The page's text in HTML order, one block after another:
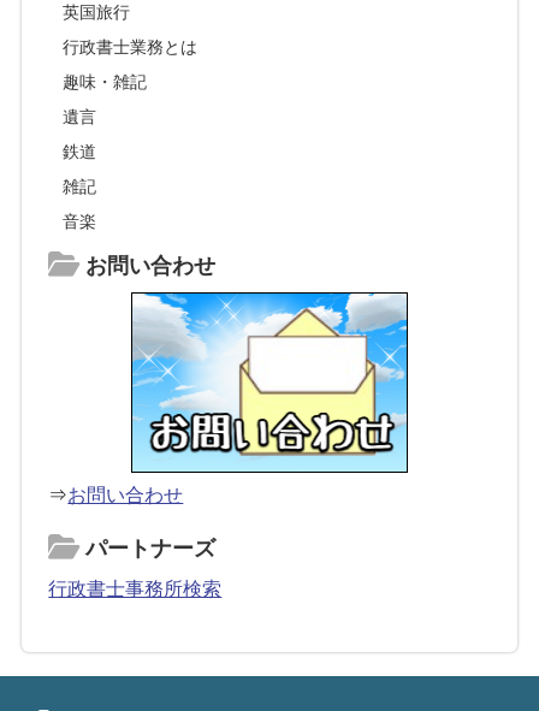
英国旅行
行政書士業務とは
趣味・雑記
遺言
鉄道
雑記
音楽
お問い合わせ
⇒お問い合わせ
パートナーズ
行政書士事務所検索